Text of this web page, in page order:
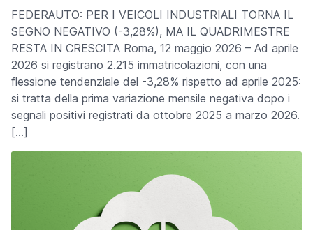
FEDERAUTO: PER I VEICOLI INDUSTRIALI TORNA IL
SEGNO NEGATIVO (-3,28%), MA IL QUADRIMESTRE
RESTA IN CRESCITA Roma, 12 maggio 2026 – Ad aprile
2026 si registrano 2.215 immatricolazioni, con una
flessione tendenziale del -3,28% rispetto ad aprile 2025:
si tratta della prima variazione mensile negativa dopo i
segnali positivi registrati da ottobre 2025 a marzo 2026.
[…]